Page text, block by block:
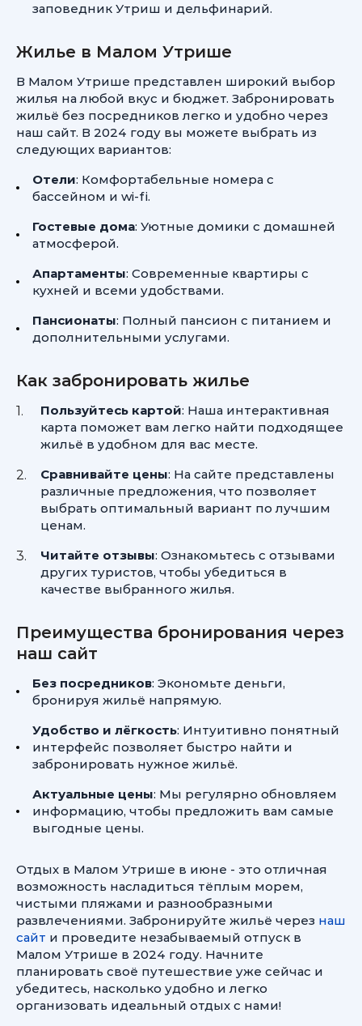
заповедник Утриш и дельфинарий.
Жилье в Малом Утрише
В Малом Утрише представлен широкий выбор
жилья на любой вкус и бюджет. Забронировать
жильё без посредников легко и удобно через
наш сайт. В 2024 году вы можете выбрать из
следующих вариантов:
Отели: Комфортабельные номера с
бассейном и wi-fi.
Гостевые дома: Уютные домики с домашней
атмосферой.
Апартаменты: Современные квартиры с
кухней и всеми удобствами.
Пансионаты: Полный пансион с питанием и
дополнительными услугами.
Как забронировать жилье
Пользуйтесь картой: Наша интерактивная
карта поможет вам легко найти подходящее
жильё в удобном для вас месте.
Сравнивайте цены: На сайте представлены
различные предложения, что позволяет
выбрать оптимальный вариант по лучшим
ценам.
Читайте отзывы: Ознакомьтесь с отзывами
других туристов, чтобы убедиться в
качестве выбранного жилья.
Преимущества бронирования через
наш сайт
Без посредников: Экономьте деньги,
бронируя жильё напрямую.
Удобство и лёгкость: Интуитивно понятный
интерфейс позволяет быстро найти и
забронировать нужное жильё.
Актуальные цены: Мы регулярно обновляем
информацию, чтобы предложить вам самые
выгодные цены.
Отдых в Малом Утрише в июне - это отличная
возможность насладиться тёплым морем,
чистыми пляжами и разнообразными
развлечениями. Забронируйте жильё через наш
сайт и проведите незабываемый отпуск в
Малом Утрише в 2024 году. Начните
планировать своё путешествие уже сейчас и
убедитесь, насколько удобно и легко
организовать идеальный отдых с нами!